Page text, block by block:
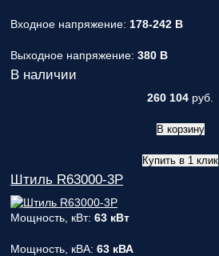
Входное напряжение: 178-242 В
Выходное напряжение: 380 В
В наличии
260 104 руб.
В корзину
Купить в 1 клик
Штиль R63000-3P
Мощность, кВт: 63 кВт
Мощность, кВА: 63 кВА